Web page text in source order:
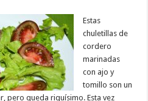
Estas
chuletillas de
cordero
marinadas
con ajo y
tomillo son un
pero queda riquísimo. Esta vez